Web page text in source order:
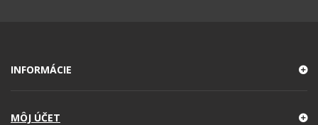
INFORMÁCIE
MÔJ ÚČET